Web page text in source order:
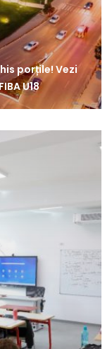
porțile! Vezi
U18